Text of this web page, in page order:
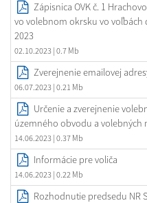
Zápisnica OVK č. 1
vo volebnom okrsku vo voľbách
2023
02.10.2023 | 0.7 Mb
Zverejnenie emailovej
06.07.2023 | 0.21 Mb
Určenie a zverejnenie
územného obvodu a volebných
14.06.2023 | 0.37 Mb
Informácie pre voliča
14.06.2023 | 0.22 Mb
Rozhodnutie predsedu NR